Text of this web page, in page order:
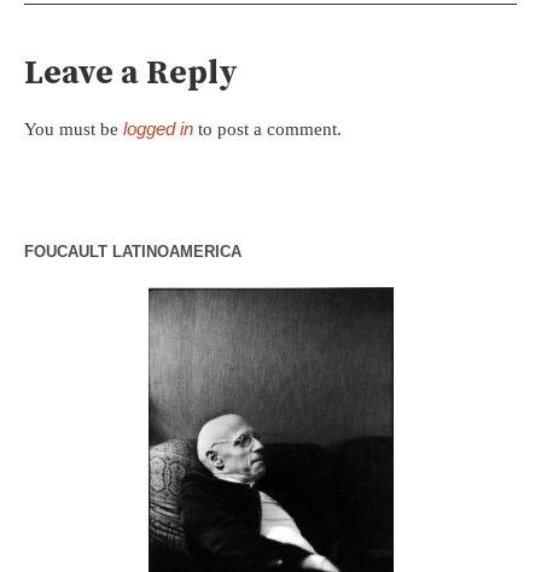
Leave a Reply
You must be logged in to post a comment.
FOUCAULT LATINOAMERICA